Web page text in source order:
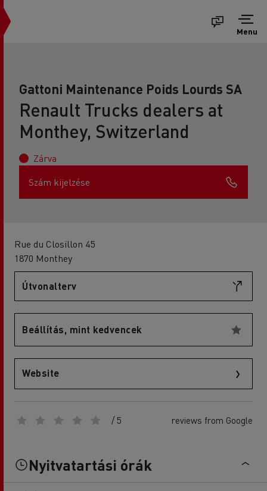
Menu
Gattoni Maintenance Poids Lourds SA
Renault Trucks dealers at
Monthey, Switzerland
Zárva
Szám kijelzése
Rue du Closillon 45
1870 Monthey
Útvonalterv
Beállítás, mint kedvencek
Website
/ 5 reviews from Google
Nyitvatartási órák